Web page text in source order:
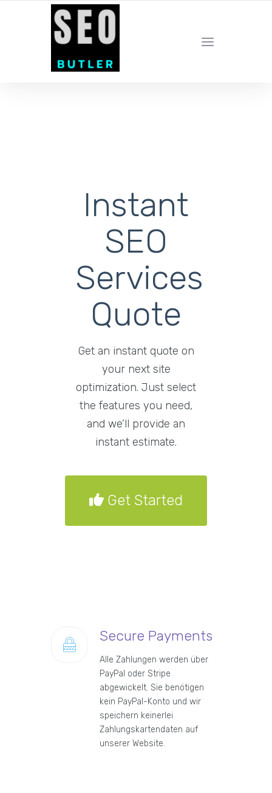
YOUR LOCAL DIGITAL MARKETING AGENCY
Instant
SEO
Services
Quote
Get an instant quote on
your next site
optimization. Just select
the features you need,
and we’ll provide an
instant estimate.
Get Started
Secure Payments
Alle Zahlungen werden über
PayPal oder Stripe
abgewickelt. Sie benötigen
kein PayPal-Konto und wir
speichern keinerlei
Zahlungskartendaten auf
unserer Website.